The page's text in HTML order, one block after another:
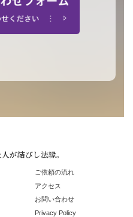
が結びし法縁。
ご依頼の流れ
アクセス
お問い合わせ
Privacy Policy